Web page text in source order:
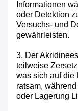
Informationen
oder Detektion
Versuchs- und
gewährleisten.
3. Der
teilweise
was sich auf die
ratsam,
oder Lagerung